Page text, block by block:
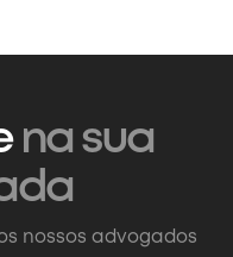
na sua
nossos advogados